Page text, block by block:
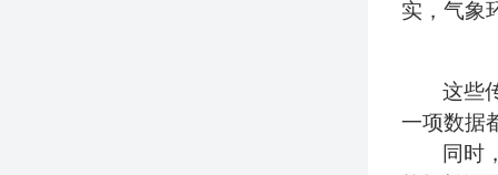
实，气象
这些
一项数据
同时